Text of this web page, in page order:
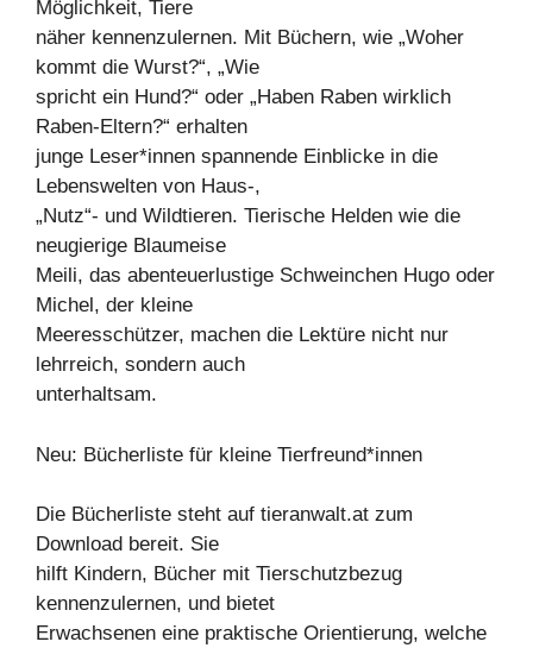
Möglichkeit, Tiere
näher kennenzulernen. Mit Büchern, wie „Woher
kommt die Wurst?“, „Wie
spricht ein Hund?“ oder „Haben Raben wirklich
Raben-Eltern?“ erhalten
junge Leser*innen spannende Einblicke in die
Lebenswelten von Haus-,
„Nutz“- und Wildtieren. Tierische Helden wie die
neugierige Blaumeise
Meili, das abenteuerlustige Schweinchen Hugo oder
Michel, der kleine
Meeresschützer, machen die Lektüre nicht nur
lehrreich, sondern auch
unterhaltsam.
Neu: Bücherliste für kleine Tierfreund*innen
Die Bücherliste steht auf tieranwalt.at zum
Download bereit. Sie
hilft Kindern, Bücher mit Tierschutzbezug
kennenzulernen, und bietet
Erwachsenen eine praktische Orientierung, welche